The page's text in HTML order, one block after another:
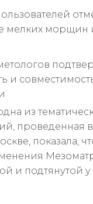
мелких морщин
и
из
проведенная
показала,
и подтянутой у